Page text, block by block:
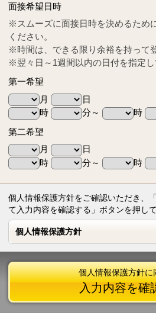
Tel
0570-55-0314
面接希望日時
※スムーズに面接日時を決めるため
ください。
※時間は、できる限り余裕を持って
※翌々日～1週間以内の日付を指定し
第一希望
月
日
時
分～ 時
第二希望
月
日
時
分～ 時
個人情報保護方針をご確認いただき、
て入力内容を確認する」ボタンを押して
個人情報保護方針
個人情報保護方針
個人情報保護方針に
入力内容を確